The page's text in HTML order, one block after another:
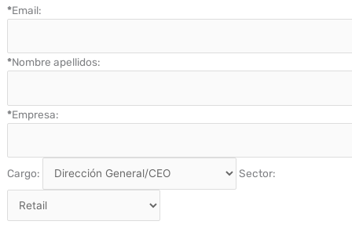
*Email:
*Nombre apellidos:
*Empresa:
Cargo: Sector: